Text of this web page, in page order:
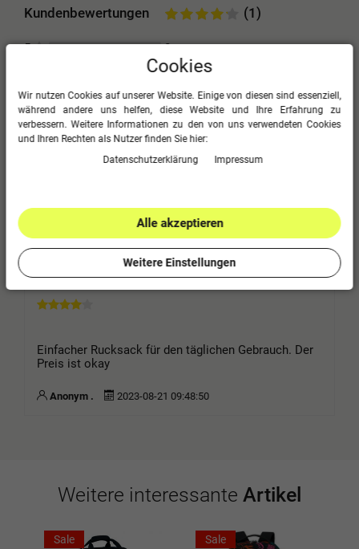
Kundenbewertungen (1)
5
0
1
3
0
2
0
1
0
Jetzt anmelden
Einfacher Rucksack für den täglichen Gebrauch. Der
Preis ist okay
Anonym . 2023-08-21 09:48:50
Weitere interessante Artikel
Sale Sale
Cookies
Wir nutzen Cookies auf unserer Website. Einige von diesen sind essenziell,
während andere uns helfen, diese Website und Ihre Erfahrung zu
verbessern. Weitere Informationen zu den von uns verwendeten Cookies
und Ihren Rechten als Nutzer finden Sie hier:
Daten­schutz­erklärung
Impressum
Alle akzeptieren
Weitere Einstellungen